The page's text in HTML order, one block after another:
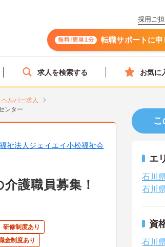
採用ご
無料!簡単1分 転職サポートに申
求人を検索する お気に
ルパー求人
ンター
祉法人ジェイエイ小松福祉会
護職員募集！
研修制度あり
金制度あり
エ
石川
石川
資
石川